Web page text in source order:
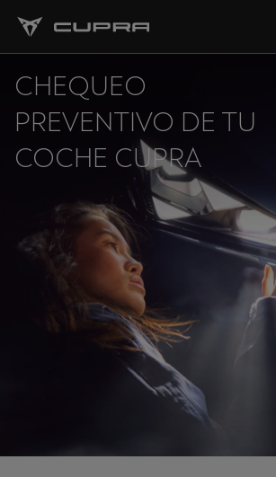
CHEQUEO
PREVENTIVO DE TU
COCHE CUPRA